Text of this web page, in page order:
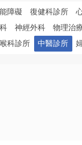
障礙 復健科診所
神經外科 物理治
科診所 中醫診所